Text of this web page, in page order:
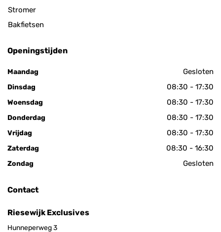
Stromer
Bakfietsen
Openingstijden
Maandag Gesloten
Dinsdag 08:30 - 17:30
Woensdag 08:30 - 17:30
Donderdag 08:30 - 17:30
Vrijdag 08:30 - 17:30
Zaterdag 08:30 - 16:30
Zondag Gesloten
Contact
Riesewijk Exclusives
Hunneperweg 3